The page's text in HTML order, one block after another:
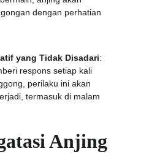
dengan perhatian
yang Tidak Disadari:
respons setiap kali
perilaku ini akan
termasuk di malam
Anjing